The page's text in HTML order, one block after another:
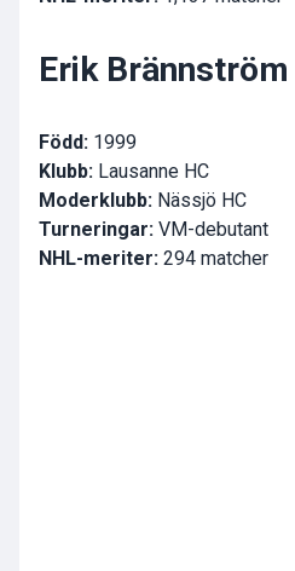
Erik Brännström
Född: 1999
Klubb: Lausanne HC
Moderklubb: Nässjö HC
Turneringar: VM-debutant
NHL-meriter: 294 matcher